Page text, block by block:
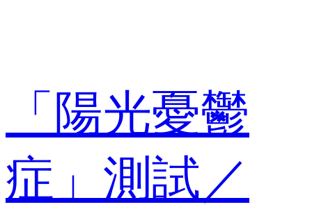
「陽光憂鬱
症」測試／